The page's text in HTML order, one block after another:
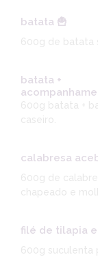
batata 🍟
600g de batata
batata +
600g batata +
caseiro.
calabresa
600g de
chapeado e
filé de tilapia
600g suculenta